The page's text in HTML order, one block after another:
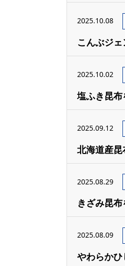
2025.10.08
こんぶジ
2025.10.02
塩ふき昆
2025.09.12
北海道産
2025.08.29
きざみ昆
2025.08.09
やわらか